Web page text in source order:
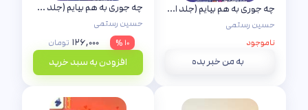
چه جوری به هم بیایم (جلد اول)
حسین رستمی
ناموجود
به من خبر بده
چه جوری به هم بیایم (جلد دوم)
حسین رستمی
۱۰ %
۱۲۶,۰۰۰ تومان
افزودن به سبد خرید